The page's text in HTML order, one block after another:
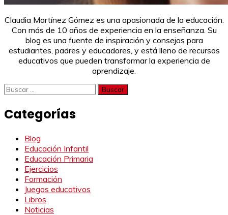
Claudia Martínez Gómez es una apasionada de la educación.
Con más de 10 años de experiencia en la enseñanza. Su
blog es una fuente de inspiración y consejos para
estudiantes, padres y educadores, y está lleno de recursos
educativos que pueden transformar la experiencia de
aprendizaje.
Buscar:
Categorías
Blog
Educación Infantil
Educación Primaria
Ejercicios
Formación
Juegos educativos
Libros
Noticias